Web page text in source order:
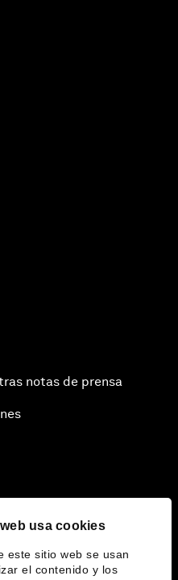
usa cookies
este sitio web se usan
el contenido y los
notas de prensa